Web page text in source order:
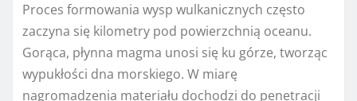
Proces formowania wysp wulkanicznych często
zaczyna się kilometry pod powierzchnią oceanu.
Gorąca, płynna magma unosi się ku górze, tworząc
wypukłości dna morskiego. W miarę
nagromadzenia materiału dochodzi do penetracji